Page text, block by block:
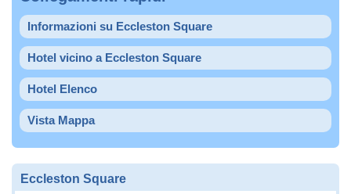
Informazioni su Eccleston Square
Hotel vicino a Eccleston Square
Hotel Elenco
Vista Mappa
Eccleston Square